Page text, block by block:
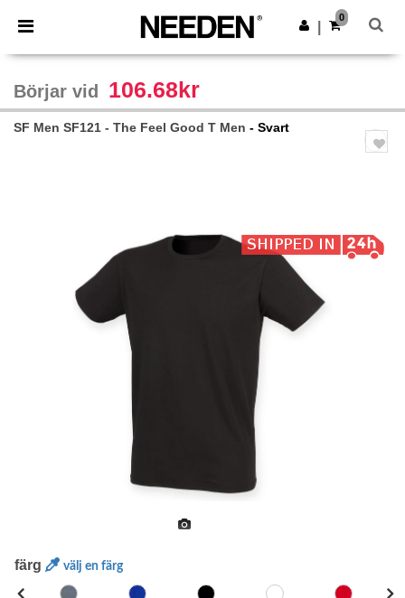
× Needen-app
Bättre priser i appen!
Hämta app
0
Börjar vid 106.68kr
SF Men SF121 - The Feel Good T Men - Svart
färg välj en färg